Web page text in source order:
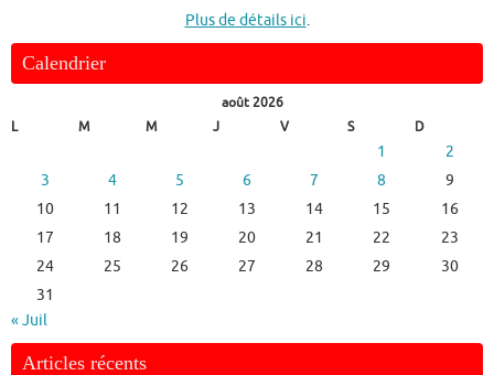
Plus de détails ici.
Calendrier
août 2026
L
M M J V S D
1
2
3
4 5 6 7 8
9
10
11 12 13 14 15
16
17
18 19 20 21 22
23
24
25 26 27 28 29
30
31
« Juil
Articles récents